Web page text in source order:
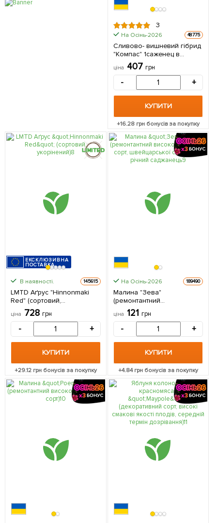
3
На Осінь-2026 48775
Сливово- вишневий гібрид
"Компас" 1саженец в
упаковці. 1 саджанець в
упаковці
ціна 407 грн
- +
КУПИТИ
+16.28грн бонусів за покупку
ЕКСКЛЮЗИВНА
ПОСТАВКА
В наявності. 145615
LMTD Аґрус "Hinnonmaki
Red" (сортовий,
укорінений) з Нідерландів 1
саджанець в упаковці
ціна 728 грн
- +
КУПИТИ
+29.12грн бонусів за покупку
На Осінь-2026 189490
Малина "Зева"
(ремонтантний
високоврожайний сорт,
швейцарської селекції) 1-
річний саджанець 1 шт в
упаковці
ціна 121 грн
- +
КУПИТИ
+4.84грн бонусів за покупку